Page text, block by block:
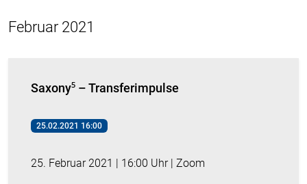
Februar 2021
Saxony⁵ – Transferimpulse
25.02.2021 16:00
25. Februar 2021 | 16:00 Uhr | Zoom